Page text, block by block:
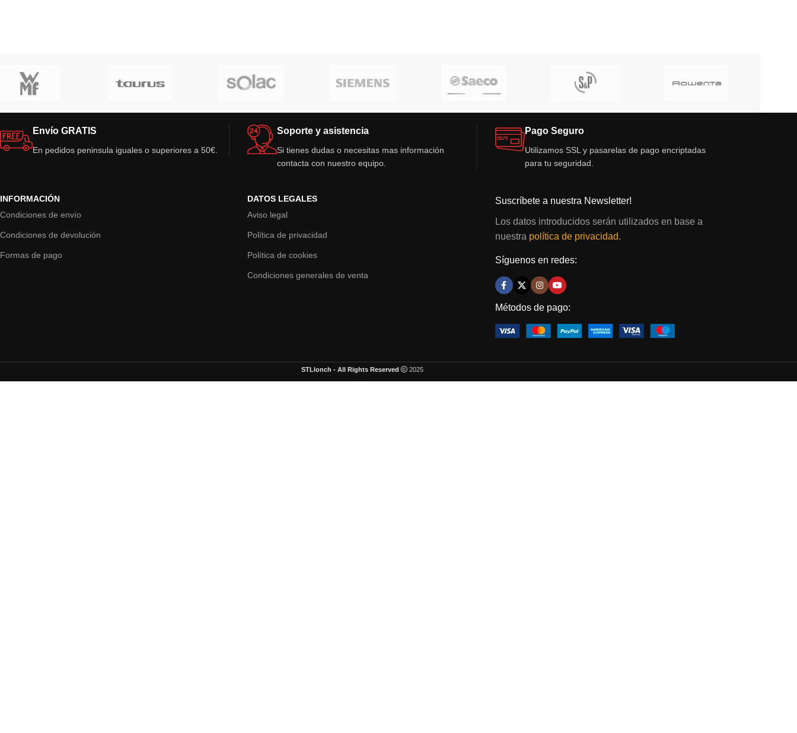
Envío GRATIS
En pedidos peninsula iguales o superiores a 50€.
Soporte y asistencia
Si tienes dudas o necesitas mas información
contacta con nuestro equipo.
Pago Seguro
Utilizamos SSL y pasarelas de pago encriptadas
para tu seguridad.
INFORMACIÓN
Condiciones de envío
Condiciones de devolución
Formas de pago
DATOS LEGALES
Aviso legal
Política de privacidad
Política de cookies
Condiciones generales de venta
Suscríbete a nuestra Newsletter!
Los datos introducidos serán utilizados en base a
nuestra política de privacidad.
Síguenos en redes:
Métodos de pago:
STLlonch - All Rights Reserved 2025